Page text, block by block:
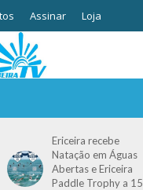
Assinar Loja
Ericeira recebe
Natação em Águas
Abertas e Ericeira
Paddle Trophy a 15